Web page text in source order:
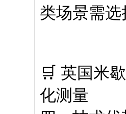
类场景需
🛒 英国米
化测量